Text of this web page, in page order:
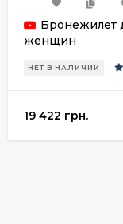
Бронежилет
женщин
миссии
НЕТ В НАЛИЧИИ
19 422 грн.